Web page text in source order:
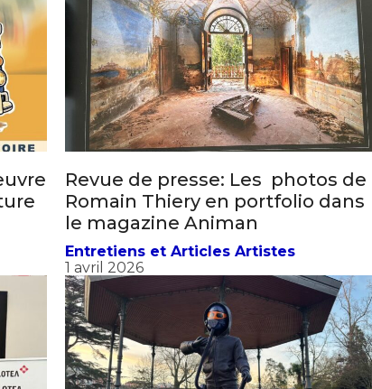
lestermes et conditions
Revue de presse: Les photos de
Romain Thiery en portfolio dans
le magazine Animan
Entretiens et Articles Artistes
1 avril 2026